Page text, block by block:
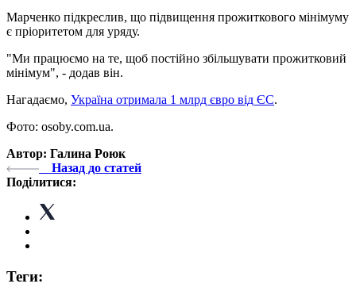
Марченко підкреслив, що підвищення прожиткового мінімуму
є пріоритетом для уряду.
"Ми працюємо на те, щоб постійно збільшувати прожитковий
мінімум", - додав він.
Нагадаємо, Україна отримала 1 млрд євро від ЄС.
Фото: osoby.com.ua.
Автор: Галина Роюк
Назад до статей
Поділитися:
Теги: